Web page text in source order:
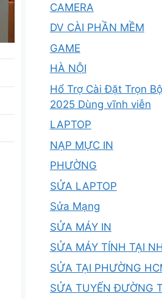
CAMERA
DV CÀI PHẦN MỀM
GAME
HÀ NỘI
Hổ Trợ Cài Đặt Trọn
2025 Dùng vĩnh viễn
LAPTOP
NẠP MỰC IN
PHƯỜNG
SỬA LAPTOP
Sửa Mạng
SỬA MÁY IN
SỬA MÁY TÍNH TẠI
SỬA TẠI PHƯỜNG
SỬA TUYẾN ĐƯỜNG